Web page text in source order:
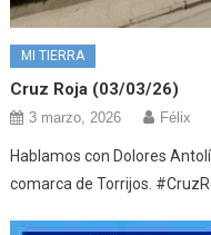
MI TIERRA
Cruz Roja (03/03/26)
3 marzo, 2026 Félix
Hablamos con Dolores
comarca de Torrijos.